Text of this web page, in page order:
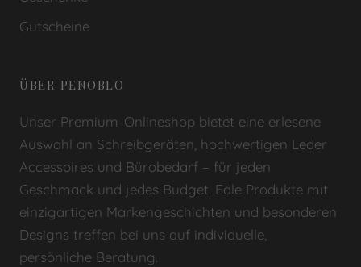
Gutscheine
ÜBER PENOBLO
Unser Premium-Onlineshop bietet eine erlesene
Auswahl an Schreibgeräten, hochwertigen Leder
Accessoires und Bürobedarf – für jeden
Geschmack und jedes Budget. Edle Produkte mit
einzigartigen Markengeschichten und besonderen
Designs treffen bei uns auf individuelle,
persönliche Beratung.